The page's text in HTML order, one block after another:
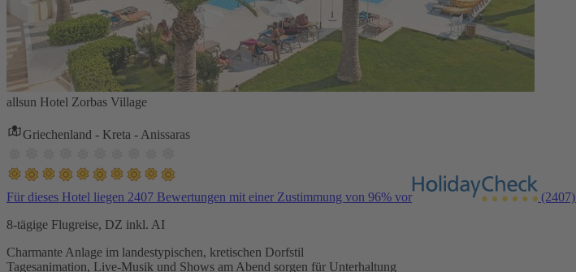
allsun Hotel Zorbas Village
Griechenland - Kreta - Anissaras
Für dieses Hotel liegen 2407 Bewertungen mit einer Zustimmung von 96% vor (2407)
8-tägige Flugreise, DZ inkl. AI
Charmante Anlage im landestypischen, kretischen Dorfstil
Tagesanimation, Live-Musik und Shows am Abend sorgen für Unterhaltung